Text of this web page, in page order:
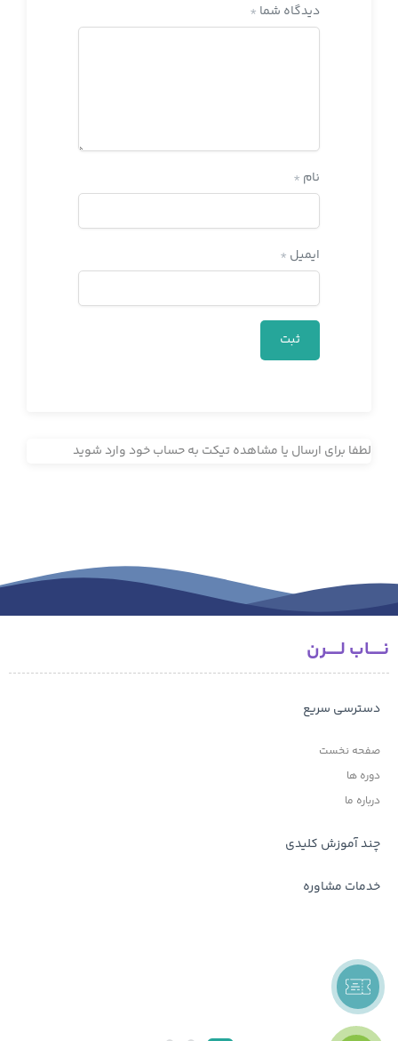
دیدگاه شما *
نام *
ایمیل *
لطفا برای ارسال یا مشاهده تیکت به حساب خود وارد شوید
نـــــاب لـــــرن
دسترسی سریع
صفحه نخست
دوره ها
درباره ما
چند آموزش کلیدی
خدمات مشاوره